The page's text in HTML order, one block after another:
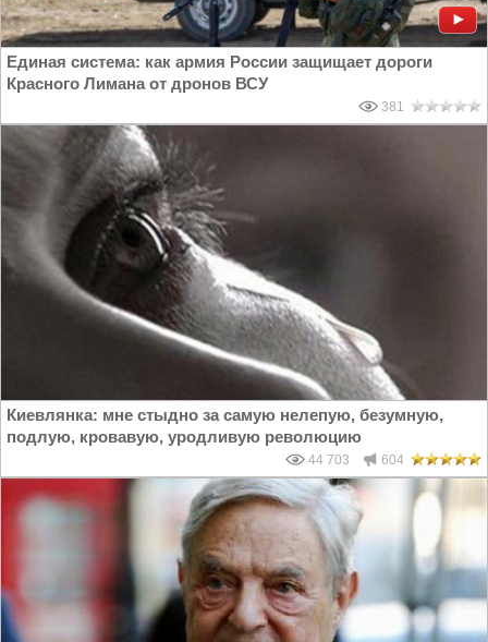
Единая система: как армия России защищает дороги
Красного Лимана от дронов ВСУ
381
Киевлянка: мне стыдно за самую нелепую, безумную,
подлую, кровавую, уродливую революцию
44 703 604